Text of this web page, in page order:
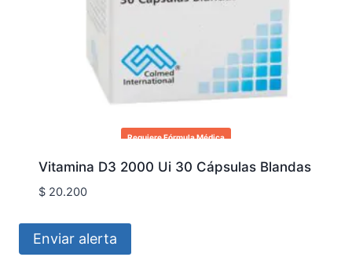
Requiere Fórmula Médica
Vitamina D3 2000 Ui 30 Cápsulas Blandas
$20.200
Enviar alerta